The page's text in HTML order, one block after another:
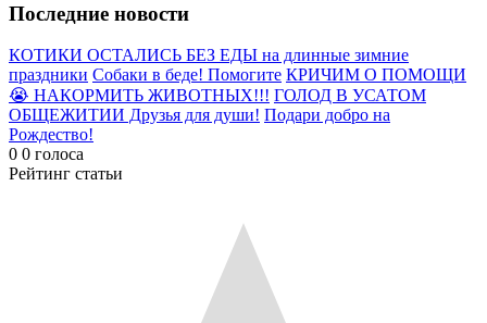
Последние новости
КОТИКИ ОСТАЛИСЬ БЕЗ ЕДЫ на длинные зимние
праздники Собаки в беде! Помогите КРИЧИМ О ПОМОЩИ
😭 НАКОРМИТЬ ЖИВОТНЫХ!!! ГОЛОД В УСАТОМ
ОБЩЕЖИТИИ Друзья для души! Подари добро на
Рождество!
0 0 голоса
Рейтинг статьи